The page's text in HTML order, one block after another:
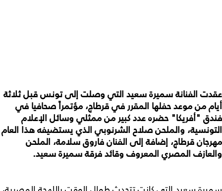
عقدت الفنانة سميرة سعيد التي وصلت إلى تونس قبل ثلاثة
أيام من موعد حفلها المقرر في قرطاج، مؤتمراً صحافيا في
فندق "أفريكا" حضره عدد كبير من ممثلي وسائل الإعلام
التونسية، والملحن صلاح الشرنوبي الذي يستضيفه هذا العام
مهرجان قرطاج، إضافة إلى الفنان فاروق سلامة، الملحن
والعازف المصري المعروف وقائد فرقة سميرة سعيد.